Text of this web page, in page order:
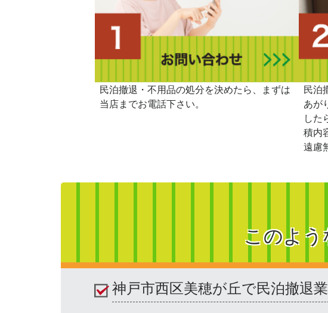
民泊撤退・不用品の処分を決めたら、まずは
当店までお電話下さい。
民泊
あが
した
積内
遠慮
このよう
神戸市西区美穂が丘で民泊撤退